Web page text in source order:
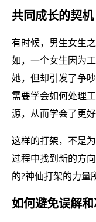
共同成长的契机
有时候，男生女生
如，一个女生因为
她，但却引发了争
需要学会如何处理
源，从而学会了更好
这样的打架，不是
过程中找到新的方
的?神仙打架的力量
如何避免误解和